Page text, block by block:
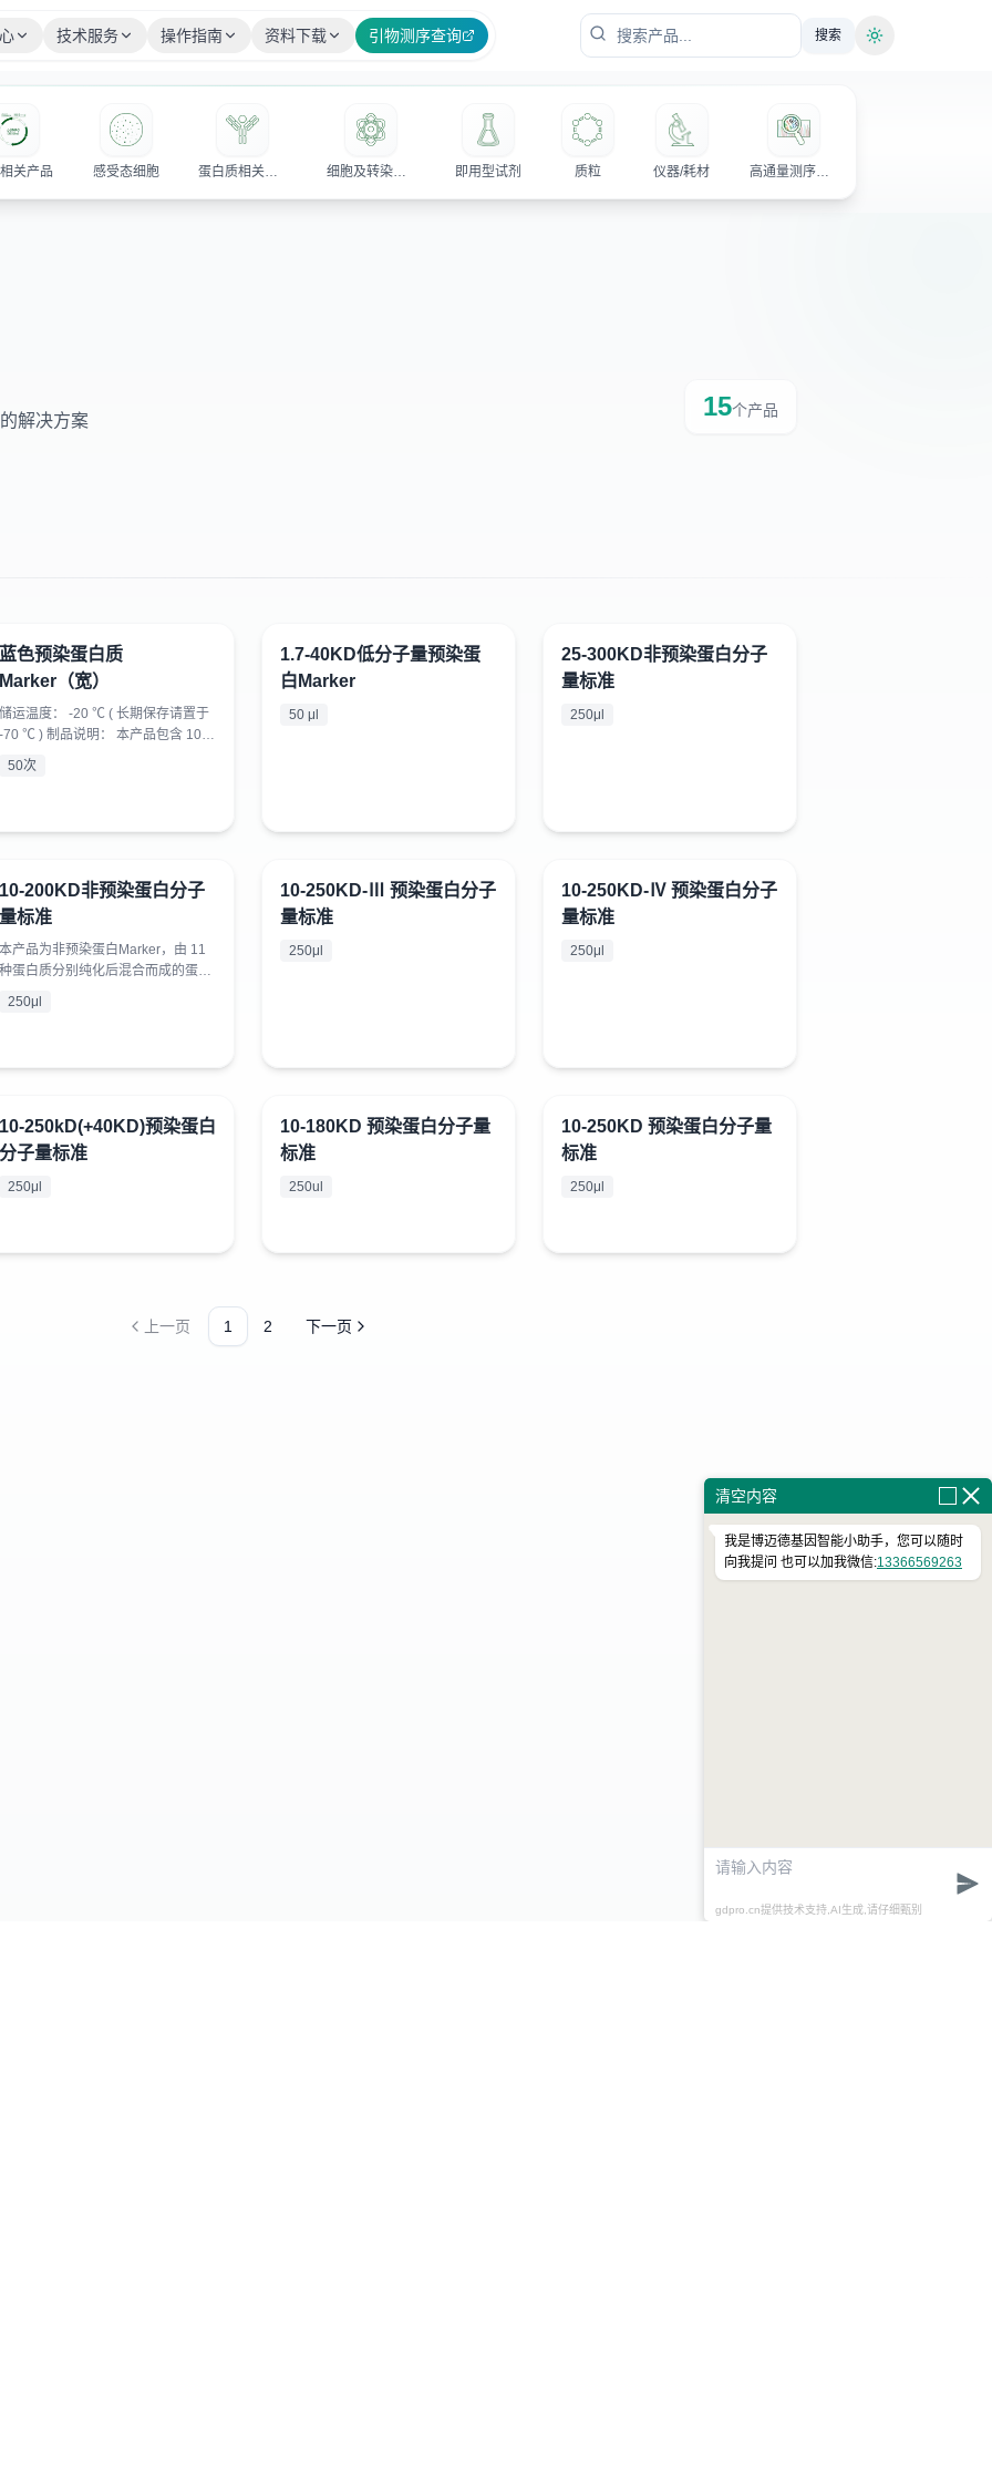
技术服务 操作指南 资料下载 引物测序查询 搜索
切换主题
关产品 感受态细胞 蛋白质相关产品 细胞及转染相关试剂 即用型试剂 质粒 仪器/耗材 高通量测序试剂
解决方案 15个产品
蓝色预染蛋白质
Marker（宽）
储运温度： -20 ℃ ( 长期保存请置于
-70 ℃ ) 制品说明： 本产品包含 10
种预染的已知分子量标准蛋白质，分
移到 PVDF 或 NC 膜上可得清晰的
10 条蛋白带。用于小胶 5µl/...
50次
¥398
1.7-40KD低分子量预染蛋
白Marker
50 μl
¥150
25-300KD非预染蛋白分子
量标准
250μl
¥150
10-200KD非预染蛋白分子
量标准
本产品为非预染蛋白Marker，由 11
种蛋白质分别纯化后混合而成的蛋白
200kDa，其中50kDa为加强带。本
250μl
¥398
10-250KD-Ⅲ 预染蛋白分子
量标准
250μl
¥398
10-250KD-Ⅳ 预染蛋白分子
量标准
250μl
¥398
10-250kD(+40KD)预染蛋白
分子量标准
250μl
¥398
10-180KD 预染蛋白分子量
标准
250ul
¥398
10-250KD 预染蛋白分子量
标准
250μl
上一页 1 2 下一页
清空内容
我是博迈德基因智能小助手，您可以随时
向我提问 也可以加我微信:13366569263
gdpro.cn提供技术支持,AI生成,请仔细甄别